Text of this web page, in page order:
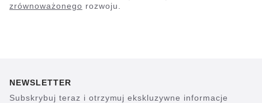
zrównoważonego rozwoju.
NEWSLETTER
Subskrybuj teraz i otrzymuj ekskluzywne informacje